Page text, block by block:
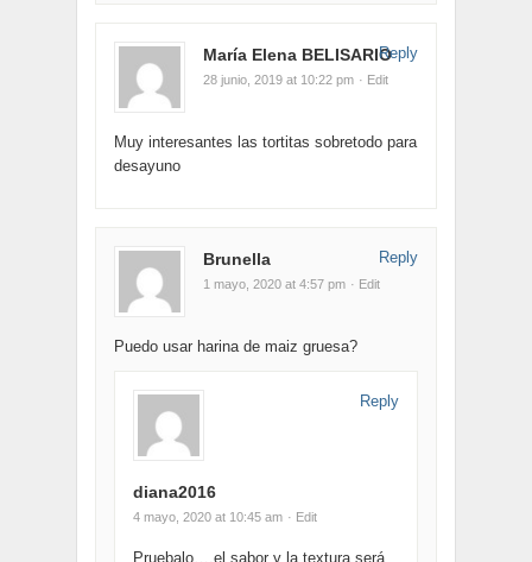
María Elena BELISARIO
28 junio, 2019 at 10:22 pm · Edit
Muy interesantes las tortitas sobretodo para
desayuno
Reply
Brunella
1 mayo, 2020 at 4:57 pm · Edit
Puedo usar harina de maiz gruesa?
Reply
diana2016
4 mayo, 2020 at 10:45 am · Edit
Pruebalo….el sabor y la textura será
Reply